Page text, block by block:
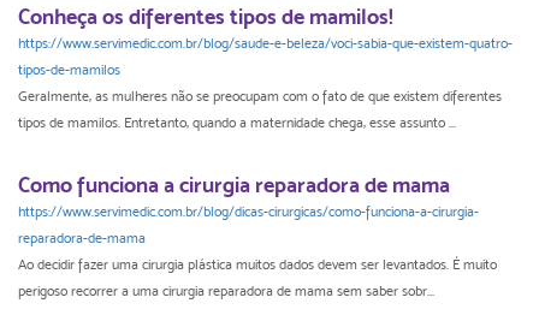
Conheça os diferentes tipos de mamilos!
https://www.servimedic.com.br/blog/saude-e-beleza/voci-sabia-que-existem-quatro-
tipos-de-mamilos
Geralmente, as mulheres não se preocupam com o fato de que existem diferentes
tipos de mamilos. Entretanto, quando a maternidade chega, esse assunto ...
Como funciona a cirurgia reparadora de mama
https://www.servimedic.com.br/blog/dicas-cirurgicas/como-funciona-a-cirurgia-
reparadora-de-mama
Ao decidir fazer uma cirurgia plástica muitos dados devem ser levantados. É muito
perigoso recorrer a uma cirurgia reparadora de mama sem saber sobr...